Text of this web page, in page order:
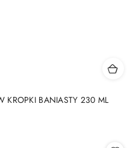
KROPKI BANIASTY 230 ML